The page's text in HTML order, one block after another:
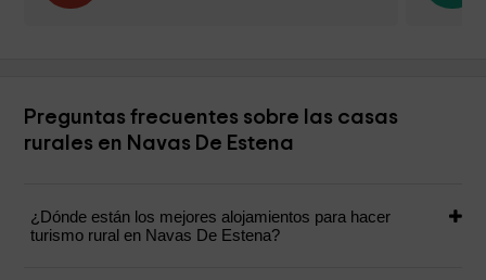
Preguntas frecuentes sobre las casas
rurales en Navas De Estena
¿Dónde están los mejores alojamientos para hacer
turismo rural en Navas De Estena?